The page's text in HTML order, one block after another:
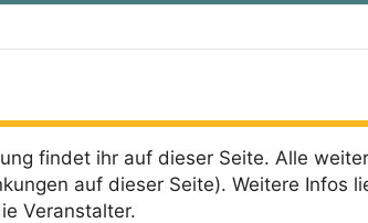
findet ihr auf dieser Seite. Alle
auf dieser Seite). Weitere Infos
Veranstalter.